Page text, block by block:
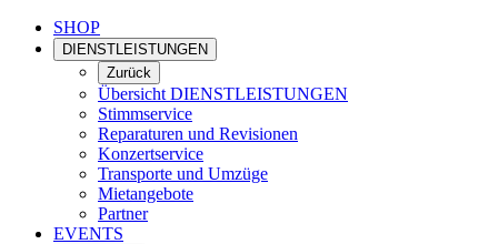
SHOP
DIENSTLEISTUNGEN
Zurück
Übersicht DIENSTLEISTUNGEN
Stimmservice
Reparaturen und Revisionen
Konzertservice
Transporte und Umzüge
Mietangebote
Partner
EVENTS